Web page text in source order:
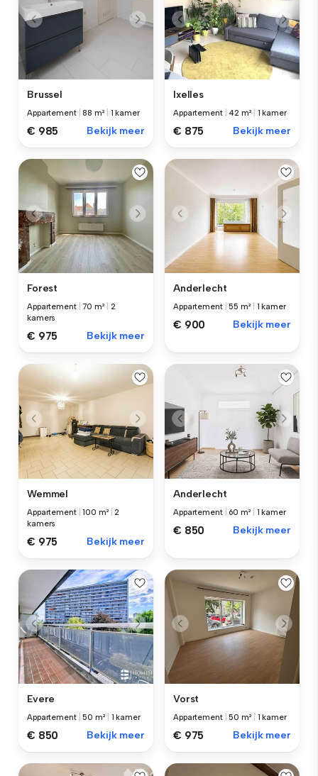
Brussel
Appartement |88 m² 1 kamer
€ 985 Bekijk meer
Ixelles
Appartement 42 m² 1 kamer
€ 875 Bekijk meer
Forest
Appartement |70 m²
2
kamers
€ 975 Bekijk meer
Anderlecht
Appartement |55 m² 1 kamer
€ 900 Bekijk meer
Wemmel
Appartement |100 m² |2
kamers
€ 975 Bekijk meer
Anderlecht
Appartement 60 m² 1 kamer
€ 850 Bekijk meer
Evere
Appartement |50 m² 1 kamer
€ 850 Bekijk meer
Vorst
Appartement |50 m² 1 kamer
€ 975 Bekijk meer